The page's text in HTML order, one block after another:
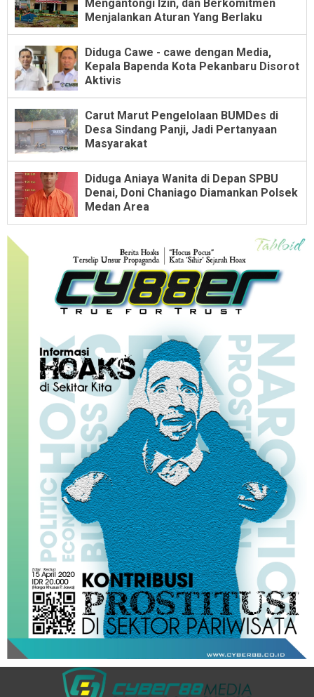
Mengantongi Izin, dan Berkomitmen
Menjalankan Aturan Yang Berlaku
Diduga Cawe - cawe dengan Media,
Kepala Bapenda Kota Pekanbaru Disorot
Aktivis
Carut Marut Pengelolaan BUMDes di
Desa Sindang Panji, Jadi Pertanyaan
Masyarakat
Diduga Aniaya Wanita di Depan SPBU
Denai, Doni Chaniago Diamankan Polsek
Medan Area